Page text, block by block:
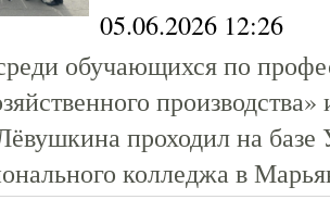
05.06.2026 12:26
обучающихся по
проходил на базе
колледжа в